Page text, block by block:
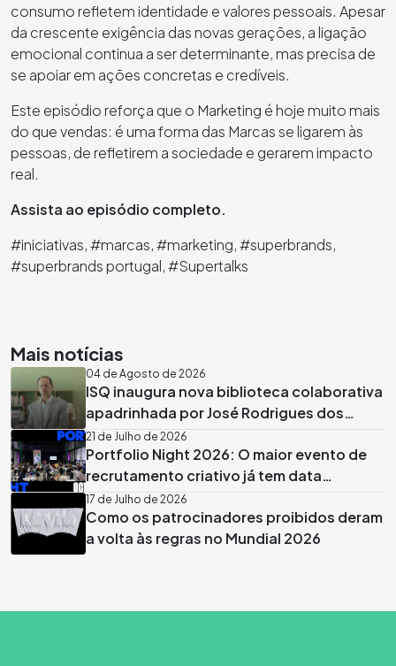
consumo refletem identidade e valores pessoais. Apesar
da crescente exigência das novas gerações, a ligação
emocional continua a ser determinante, mas precisa de
se apoiar em ações concretas e credíveis.
Este episódio reforça que o Marketing é hoje muito mais
do que vendas: é uma forma das Marcas se ligarem às
pessoas, de refletirem a sociedade e gerarem impacto
real.
Assista ao episódio completo.
#iniciativas, #marcas, #marketing, #superbrands,
#superbrands portugal, #Supertalks
Mais notícias
04 de Agosto de 2026
ISQ inaugura nova biblioteca colaborativa
apadrinhada por José Rodrigues dos
Santos
21 de Julho de 2026
Portfolio Night 2026: O maior evento de
recrutamento criativo já tem data
marcada em Lisboa
17 de Julho de 2026
Como os patrocinadores proibidos deram
a volta às regras no Mundial 2026